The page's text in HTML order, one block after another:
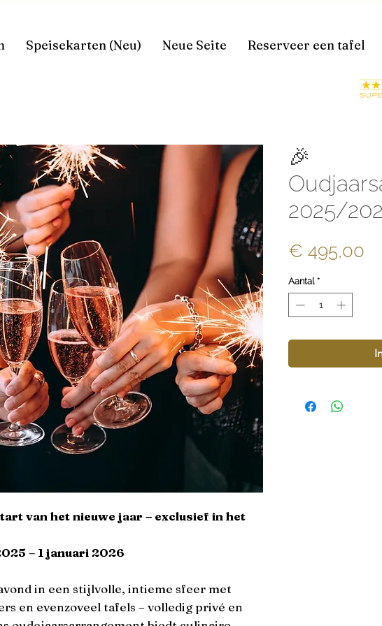
Speisekarten (Neu) Neue Seite Reserveer een tafel
van het nieuwe jaar – exclusief in het
– 1 januari 2026
in een stijlvolle, intieme sfeer met
en evenzoveel tafels – volledig privé en
🎉
2025/
€ 495,00
Aantal *